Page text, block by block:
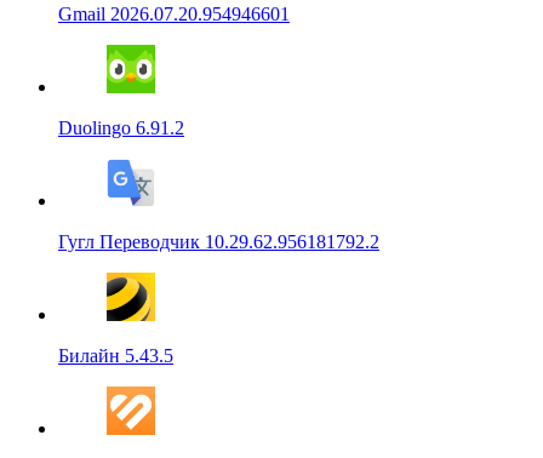
Gmail 2026.07.20.954946601
Duolingo 6.91.2
Гугл Переводчик 10.29.62.956181792.2
Билайн 5.43.5